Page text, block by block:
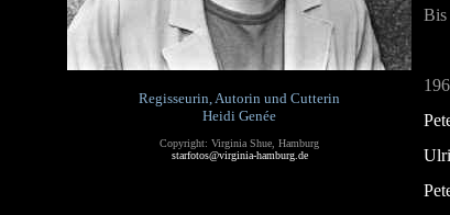
Regisseurin, Autorin und Cutterin
Heidi Genée
Copyright: Virginia Shue, Hamburg
starfotos@virginia-hamburg.de
Bis